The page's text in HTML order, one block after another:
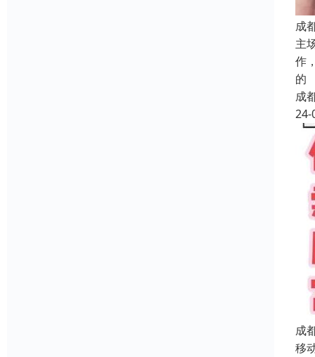
成
主
作
的
成
24-
成
移